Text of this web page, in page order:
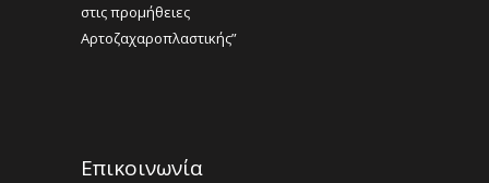
στις προμήθειες
Αρτοζαχαροπλαστικής”
Επικοινωνία